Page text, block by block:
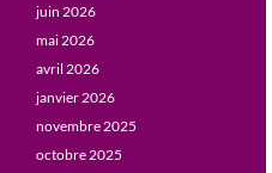
juin 2026
mai 2026
avril 2026
janvier 2026
novembre 2025
octobre 2025